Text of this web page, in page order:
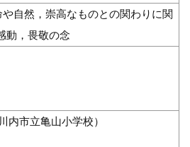
自然，崇高なものとの関わりに関
，畏敬の念
内市立亀山小学校）